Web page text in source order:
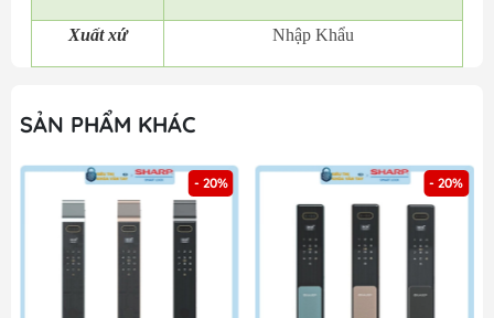
Xuất xứ Nhập Khẩu
SẢN PHẨM KHÁC
- 20% - 20%